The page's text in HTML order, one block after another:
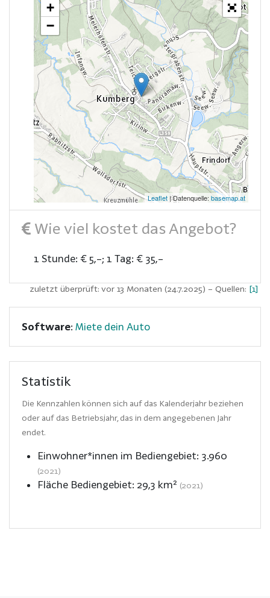
+
−
Leaflet| Datenquelle: basemap.at
Wie viel kostet das Angebot?
1 Stunde: € 5,–; 1 Tag: € 35,–
zuletzt überprüft: vor 13 Monaten (24.7.2025) – Quellen: [1]
Software: Miete dein Auto
Statistik
Die Kennzahlen können sich auf das Kalenderjahr beziehen
oder auf das Betriebsjahr, das in dem angegebenen Jahr
endet.
Einwohner*innen im Bediengebiet: 3.960
(2021)
Fläche Bediengebiet: 29,3 km² (2021)